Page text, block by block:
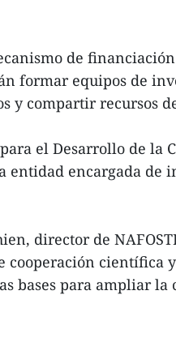
de
formar equipos de
y compartir recursos
el Desarrollo de la
entidad encargada
director de
cooperación científica
bases para ampliar la